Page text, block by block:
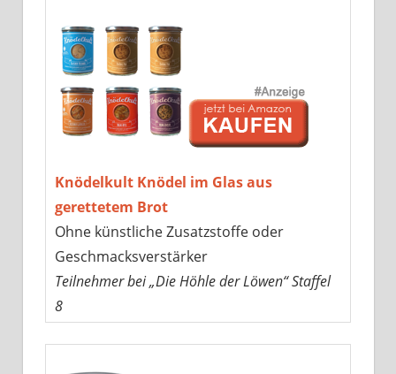
Knödelkult Knödel im Glas aus
gerettetem Brot
Ohne künstliche Zusatzstoffe oder
Geschmacksverstärker
Teilnehmer bei „Die Höhle der Löwen“ Staffel
8